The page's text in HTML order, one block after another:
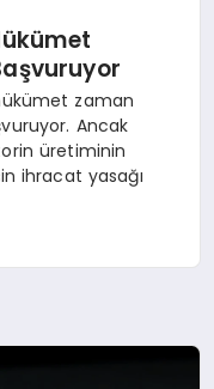
zaman
Ancak
üretiminin
ihracat yasağı